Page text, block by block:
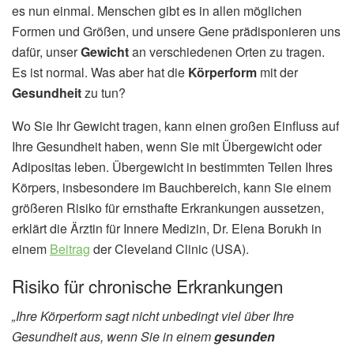
es nun einmal. Menschen gibt es in allen möglichen
Formen und Größen, und unsere Gene prädisponieren uns
dafür, unserGewichtan verschiedenen Orten zu tragen.
Es ist normal. Was aber hat die Körperform mit der
Gesundheitzu tun?
Wo Sie Ihr Gewicht tragen, kann einen großen Einfluss auf
Ihre Gesundheit haben, wenn Sie mit Übergewicht oder
Adipositas leben. Übergewicht in bestimmten Teilen Ihres
Körpers, insbesondere im Bauchbereich, kann Sie einem
größeren Risiko für ernsthafte Erkrankungen aussetzen,
erklärt die Ärztin für Innere Medizin, Dr. Elena Borukh in
einem Beitrag der Cleveland Clinic (USA).
Risiko für chronische Erkrankungen
„Ihre Körperform sagt nicht unbedingt viel über Ihre
Gesundheit aus, wenn Sie in einemgesunden